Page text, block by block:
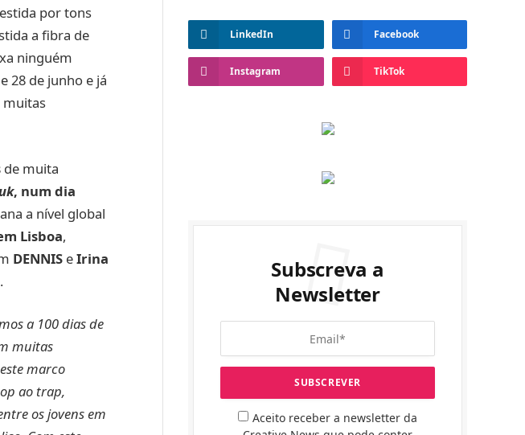
por tons
a fibra de
ninguém
28 de junho e já
muitas
de muita
, num dia
a nível global
Lisboa,
DENNIS eIrina
a 100 dias de
muitas
marco
ao trap,
os jovens em
LinkedIn Facebook
Instagram TikTok
Subscreva a
Newsletter
Aceito receber a newsletter da